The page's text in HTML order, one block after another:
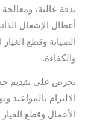
بدقة عالية،
أعطال الإشعال
الصيانة وقطع
والكفاءة.
نحرص على تقديم
الالتزام
الأعمال وقطع